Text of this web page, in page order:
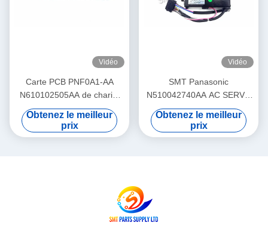
Vidéo
Carte PCB PNF0A1-AA
N610102505AA de chariot
d'alimentation de machine
de SMT Panasonic NPM
Obtenez le meilleur
prix
Vidéo
SMT Panasonic
N510042740AA AC SERVO
MOTOR 3W MULTI Theta-
Motor P50BA2002BXS3C 3
HD Light Weight
Obtenez le meilleur
prix